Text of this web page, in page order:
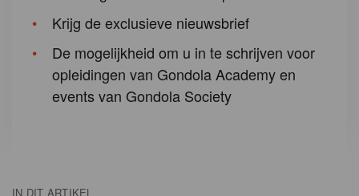
IN DIT ARTIKEL
Krijg de exclusieve nieuwsbrief
De mogelijkheid om u in te schrijven voor
opleidingen van Gondola Academy en
events van Gondola Society